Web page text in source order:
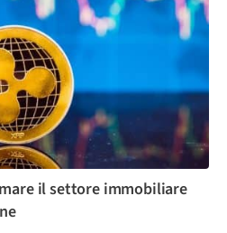
il settore immobiliare